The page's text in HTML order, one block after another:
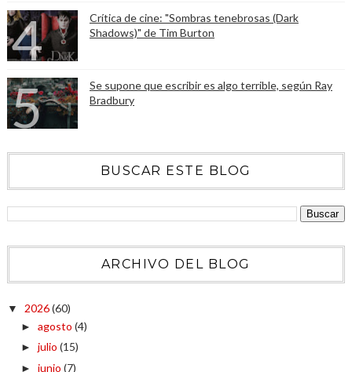
Crítica de cine: "Sombras tenebrosas (Dark
Shadows)" de Tim Burton
Se supone que escribir es algo terrible, según Ray
Bradbury
BUSCAR ESTE BLOG
ARCHIVO DEL BLOG
▼ 2026(60)
► agosto (4)
► julio (15)
► junio (7)